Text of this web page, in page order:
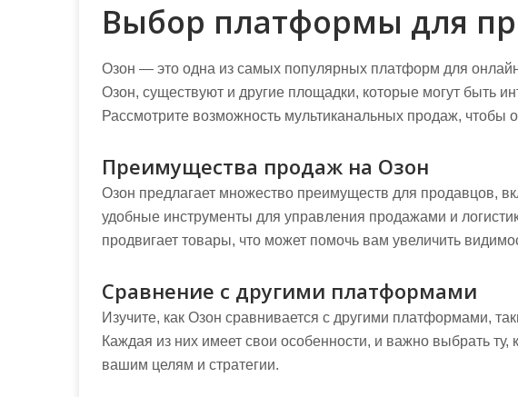
Выбор платформы для
Озон — это одна из самых популярных платформ для
Озон, существуют и другие площадки, которые могут быть
Рассмотрите возможность мультиканальных продаж, чтобы
Преимущества продаж на Озон
Озон предлагает множество преимуществ для продавцов,
удобные инструменты для управления продажами и
продвигает товары, что может помочь вам увеличить
Сравнение с другими платформами
Изучите, как Озон сравнивается с другими платформами,
Каждая из них имеет свои особенности, и важно выбрать ту,
вашим целям и стратегии.